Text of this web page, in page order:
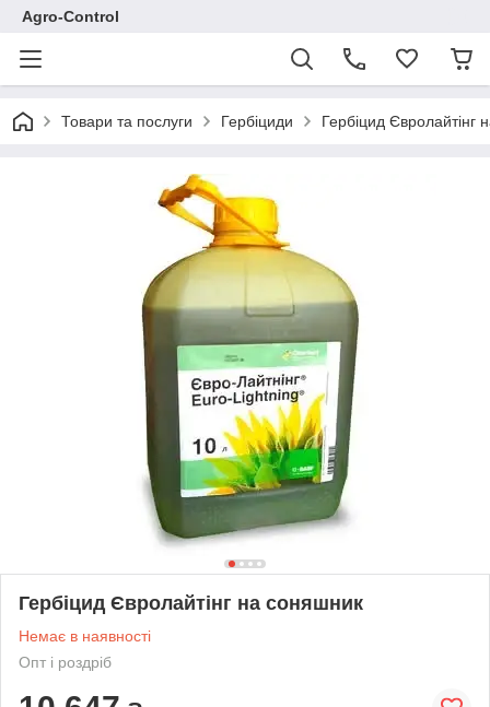
Agro-Control
Товари та послуги Гербіциди Гербіцид Євролайтінг
Гербіцид Євролайтінг на соняшник
Немає в наявності
Опт і роздріб